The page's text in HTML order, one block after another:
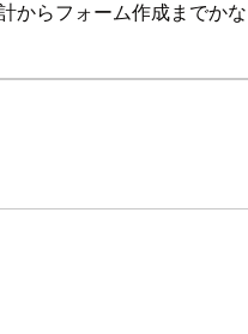
らフォーム作成までかな